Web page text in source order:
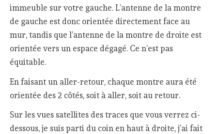
immeuble sur votre gauche. L’antenne de la montre
de gauche est donc orientée directement face au
mur, tandis que l’antenne de la montre de droite est
orientée vers un espace dégagé. Ce n’est pas
équitable.
En faisant un aller-retour, chaque montre aura été
orientée des 2 côtés, soit à aller, soit au retour.
Sur les vues satellites des traces que vous verrez ci-
dessous, je suis parti du coin en haut à droite, j’ai fait